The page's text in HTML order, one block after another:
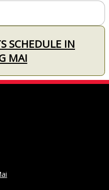
SCHEDULE IN
MAI